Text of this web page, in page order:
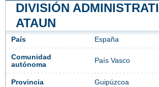
DIVISIÓN
ATAUN
País España
Comunidad
autónoma
País Vasco
Provincia Guipúzcoa